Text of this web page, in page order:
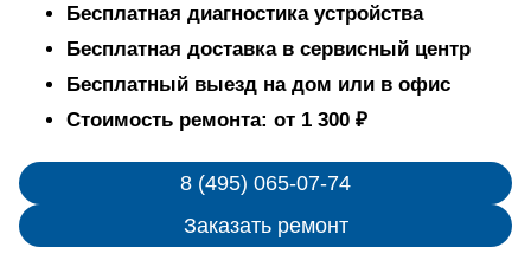
Бесплатная диагностика устройства
Бесплатная доставка в сервисный центр
Бесплатный выезд на дом или в офис
Стоимость ремонта: от 1 300 ₽
8 (495) 065-07-74
Заказать ремонт